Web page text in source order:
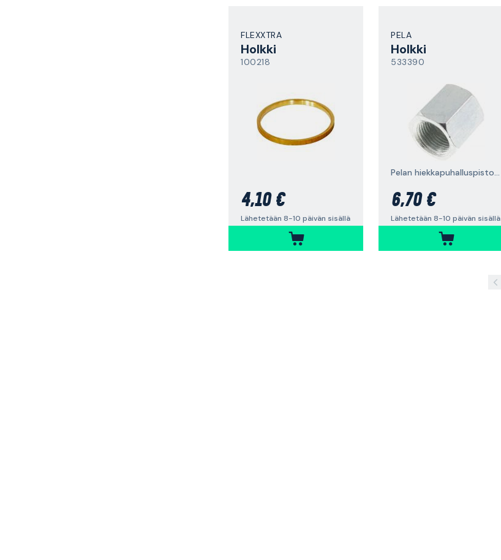
FLEXXTRA
Holkki
100218
4,10 €
Lähetetään 8-10 päivän sisällä
PELA
Holkki
533390
Pelan hiekkapuhalluspistooliin 70223
6,70 €
Lähetetään 8-10 päivän sisällä